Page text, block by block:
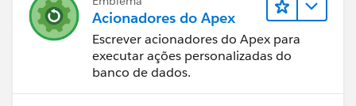
r.fDate = date.valueof('2014-01-
r.tDate = date.valueof('2013-01-
         r.mainlogic();
         r.search();
         r.getfetchRevenueByMonth();
Acionadores do Apex
Escrever acionadores do Apex para
executar ações personalizadas do
banco de dados.